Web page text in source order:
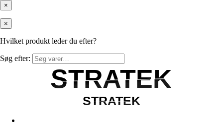
×
×
Hvilket produkt leder du efter?
Søg efter:
STRATEK
STRATEK
STRATEK
STRATEK